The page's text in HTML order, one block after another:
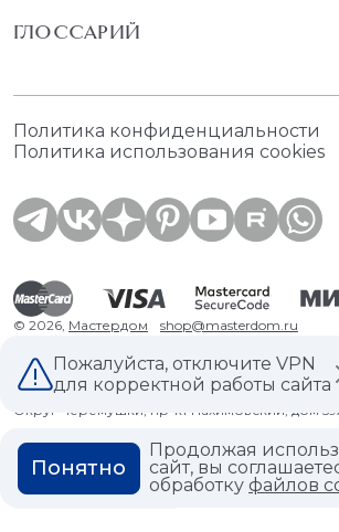
ГЛОССАРИЙ
Политика конфиденциальности
Политика использования cookies
© 2026, Мастердом shop@masterdom.ru
ООО "АРТДЕКОРИУМ", ИНН: 9728136130, КПП:
1247700460260, 117335, Город Москва, вн.тер.
Округ Черемушки, пр-кт Нахимовский, дом
Пожалуйста, отключите VPN
для корректной работы сайта
Продолжая
сайт, вы
обработкуфайлов
Понятно